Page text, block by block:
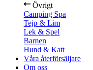
Övrigt
Camping Spa
Tejp & Lim
Lek & Spel
Barnen
Hund & Katt
Våra återförsäljare
Om oss